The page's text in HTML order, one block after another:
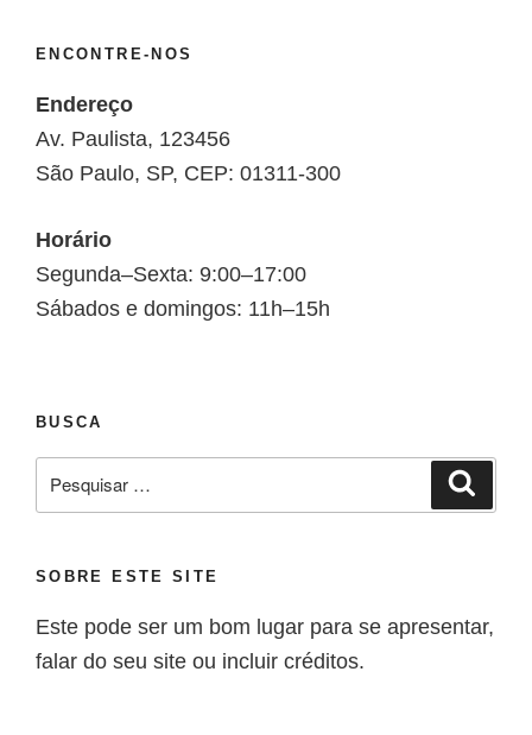
ENCONTRE-NOS
Endereço
Av. Paulista, 123456
São Paulo, SP, CEP: 01311-300
Horário
Segunda–Sexta: 9:00–17:00
Sábados e domingos: 11h–15h
BUSCA
SOBRE ESTE SITE
Este pode ser um bom lugar para se apresentar,
falar do seu site ou incluir créditos.